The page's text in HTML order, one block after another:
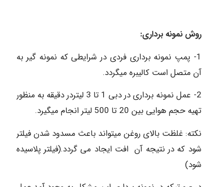
روش نمونه برداری:
1- پمپ نمونه برداری فردی در شرایطی که نمونه گیر به
آن متصل است کالیبره میگردد.
2- عمل نمونه برداری در دبی 1 تا 3 لیتردر دقیقه به منظور
تهیه حجم هوایی بین 20 تا 500 لیتر انجام میگیرد.
نکته: غلظت بالای روغن میتواند باعث مسدود شدن فیلتر
شود که در نتیجه آن افت ایجاد می گردد.(فیلتر پلاسیده
شود)